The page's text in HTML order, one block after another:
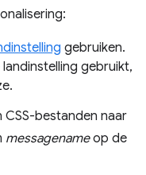
gebruiken.
gebruikt,
CSS-bestanden naar
messagenameop de